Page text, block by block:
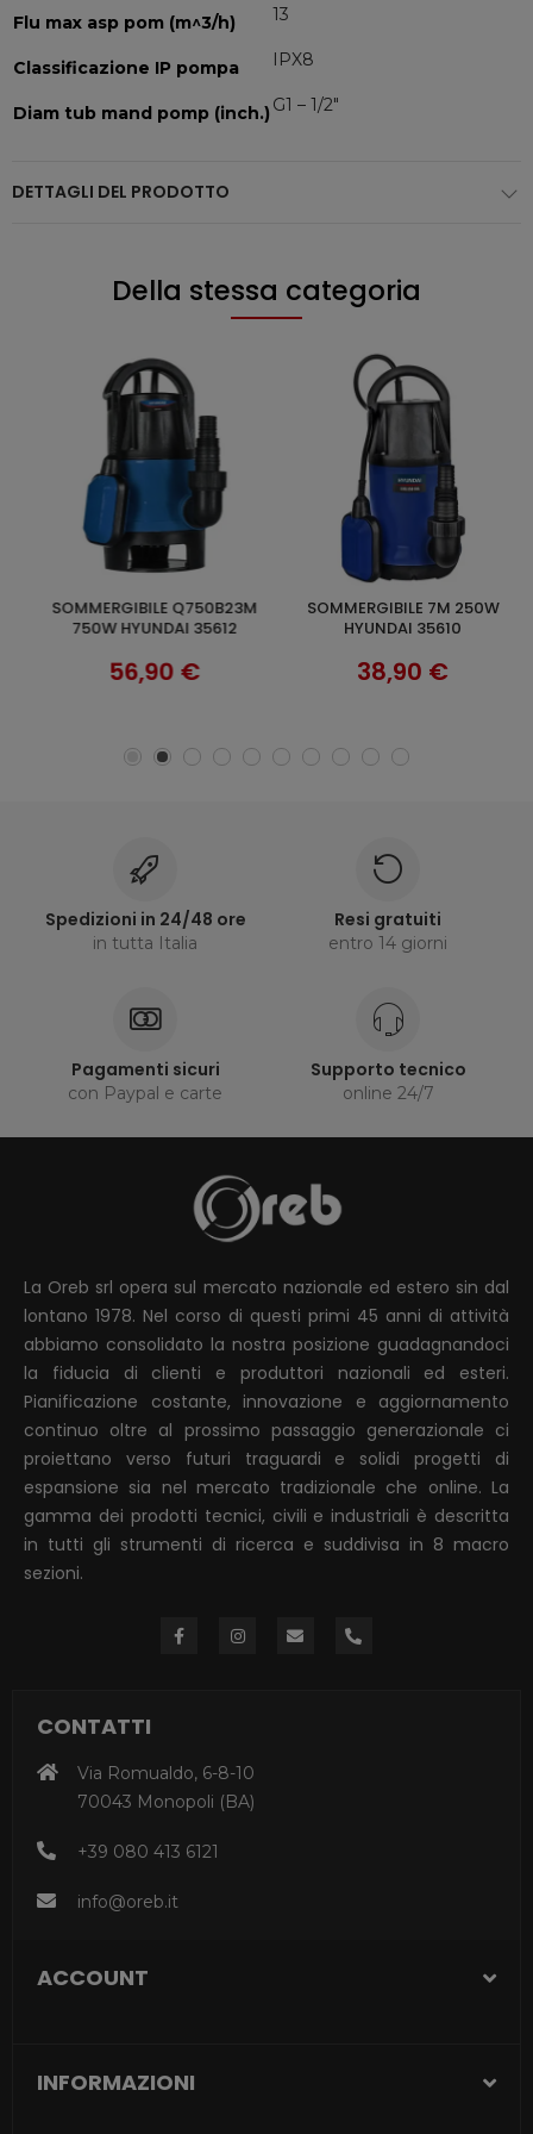
Flu max asp pom (m^3/h) 13
Classificazione IP pompa IPX8
Diam tub mand pomp (inch.)G1 – 1/2"
DETTAGLI DEL PRODOTTO
Della stessa categoria
AGGIUNGI AL CARRELLO
750W HYUNDAI 35612
56,90 €
AGGIUNGI AL CARRELLO
HYUNDAI 35610
38,90 €
Spedizioni in 24/48 ore
in tutta Italia
Resi gratuiti
entro 14 giorni
Pagamenti sicuri
con Paypal e carte
Supporto tecnico
online 24/7
La Oreb srl opera sul mercato nazionale ed estero sin dal
lontano 1978. Nel corso di questi primi 45 anni di attività
abbiamo consolidato la nostra posizione guadagnandoci
la fiducia di clienti e produttori nazionali ed esteri.
Pianificazione costante, innovazione e aggiornamento
continuo oltre al prossimo passaggio generazionale ci
proiettano verso futuri traguardi e solidi progetti di
espansione sia nel mercato tradizionale che online. La
gamma dei prodotti tecnici, civili e industriali è descritta
in tutti gli strumenti di ricerca e suddivisa in 8 macro
sezioni.
CONTATTI
Via Romualdo, 6-8-10
70043 Monopoli (BA)
+39 080 413 6121
info@oreb.it
ACCOUNT
INFORMAZIONI